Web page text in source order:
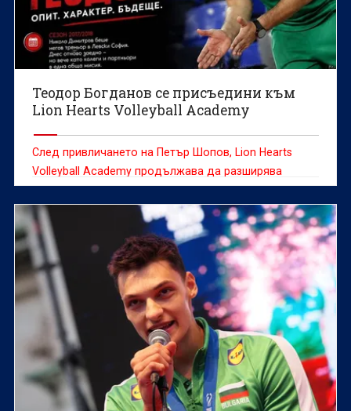
Теодор Богданов се присъедини към
Lion Hearts Volleyball Academy
След привличането на Петър Шопов, Lion Hearts
Volleyball Academy продължава да разширява
треньорския си екип с още един доказан
специалист.